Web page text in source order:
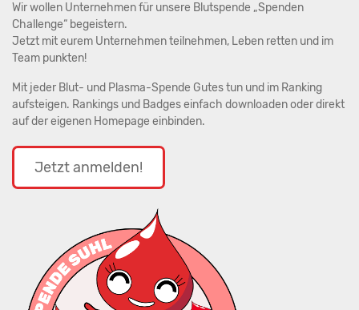
ITMS
Neu anmelden
Wir wollen Unternehmen für unsere Blutspende „Spenden
Challenge“ begeistern.
Jetzt mit eurem Unternehmen teilnehmen, Leben retten und im
Team punkten!
Mit jeder Blut- und Plasma-Spende Gutes tun und im Ranking
aufsteigen. Rankings und Badges einfach downloaden oder direkt
auf der eigenen Homepage einbinden.
Jetzt anmelden!